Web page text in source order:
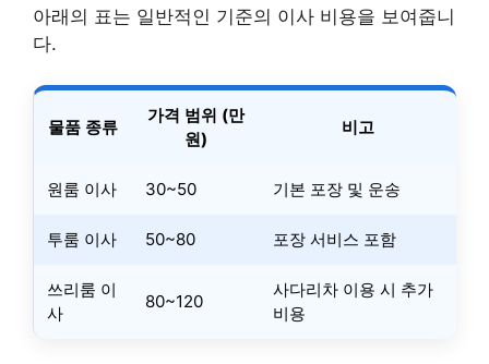
아래의 표는 일반적인 기준의 이사 비용을 보여줍니
다.
물품 종류
가격 범위 (만
원)
비고
원룸 이사 30~50 기본 포장 및 운송
투룸 이사 50~80 포장 서비스 포함
쓰리룸 이
사
80~120
사다리차 이용 시 추가
비용